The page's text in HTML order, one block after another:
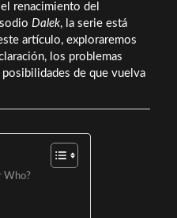
renacimiento del
Dalek, la serie está
artículo, exploraremos
los problemas
de que vuelva
Who?